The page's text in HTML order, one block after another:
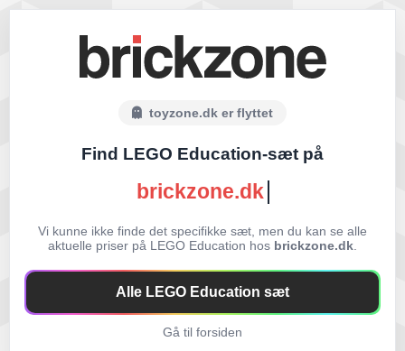
toyzone.dk er flyttet
Find LEGO Education-sæt på
brickzone.dk
Vi kunne ikke finde det specifikke sæt, men du kan se alle
aktuelle priser på LEGO Education hos brickzone.dk
Alle LEGO Education sæt
Gå til forsiden